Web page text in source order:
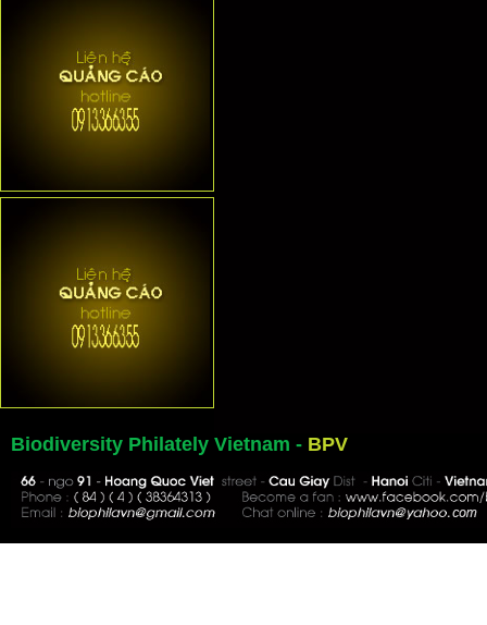
Biodiversity Philately Vietnam - BPV